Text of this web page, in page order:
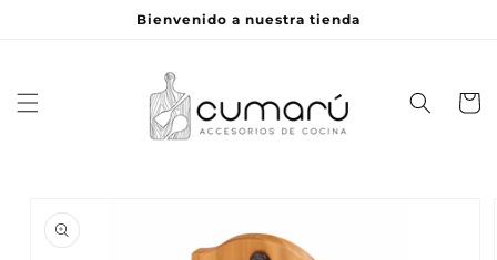
Bienvenido a nuestra tienda
Carrito
información